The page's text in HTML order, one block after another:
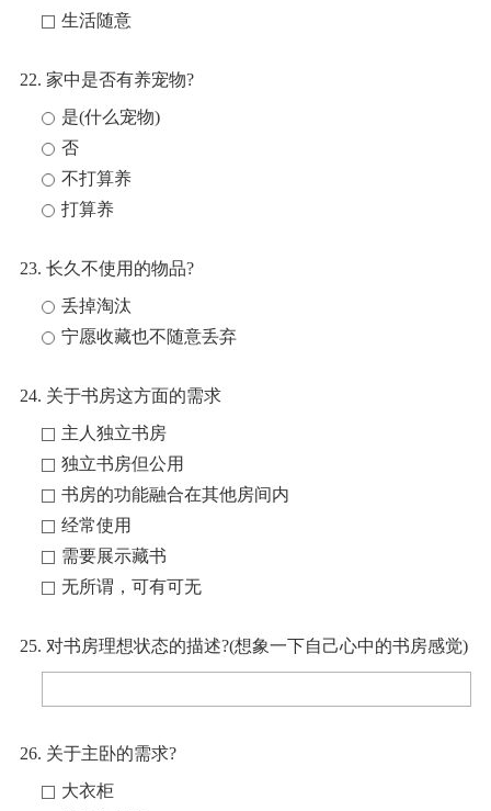
生活随意
22. 家中是否有养宠物?
是(什么宠物)
否
不打算养
打算养
23. 长久不使用的物品?
丢掉淘汰
宁愿收藏也不随意丢弃
24. 关于书房这方面的需求
主人独立书房
独立书房但公用
书房的功能融合在其他房间内
经常使用
需要展示藏书
无所谓，可有可无
25. 对书房理想状态的描述?(想象一下自己心中的书房感觉)
26. 关于主卧的需求?
大衣柜